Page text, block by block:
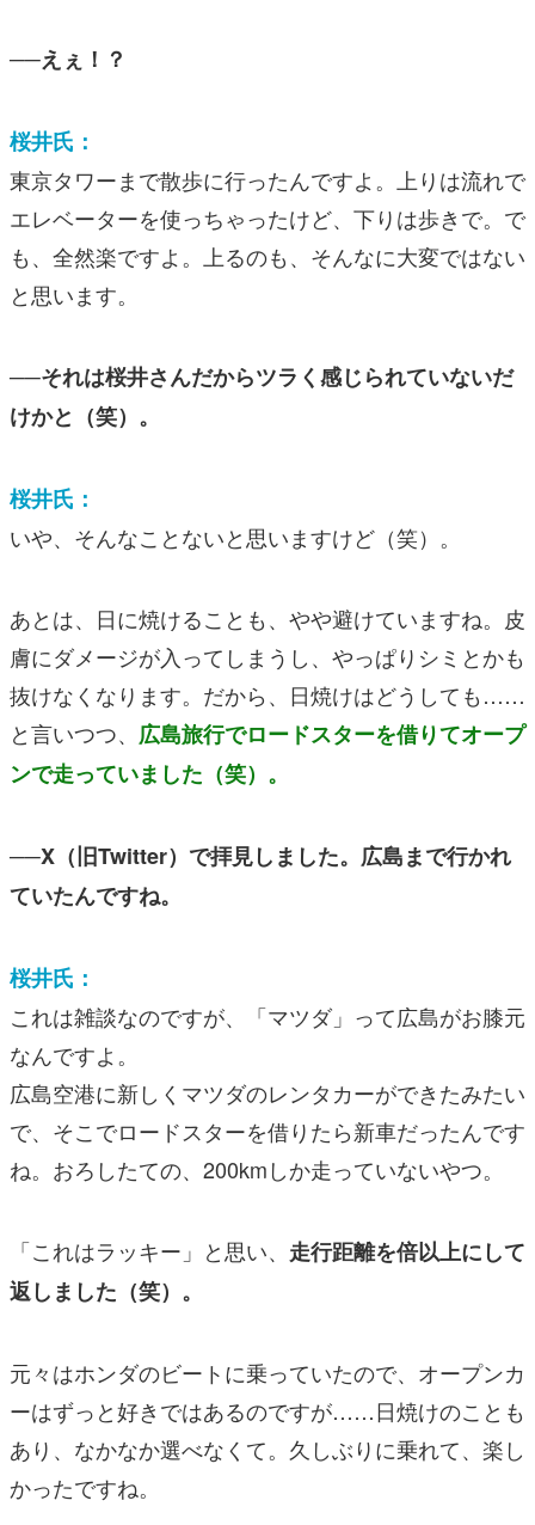
──えぇ！？
桜井氏：
東京タワーまで散歩に行ったんですよ。上りは流れで
エレベーターを使っちゃったけど、下りは歩きで。で
も、全然楽ですよ。上るのも、そんなに大変ではない
と思います。
──それは桜井さんだからツラく感じられていないだ
けかと（笑）。
桜井氏：
いや、そんなことないと思いますけど（笑）。
あとは、日に焼けることも、やや避けていますね。皮
膚にダメージが入ってしまうし、やっぱりシミとかも
抜けなくなります。だから、日焼けはどうしても……
と言いつつ、 広島旅行でロードスターを借りてオープ
ンで走っていました（笑）。
──X（旧Twitter）で拝見しました。広島まで行かれ
ていたんですね。
桜井氏：
これは雑談なのですが、「マツダ」って広島がお膝元
なんですよ。
広島空港に新しくマツダのレンタカーができたみたい
で、そこでロードスターを借りたら新車だったんです
ね。おろしたての、200kmしか走っていないやつ。
「これはラッキー」と思い、 走行距離を倍以上にして
返しました（笑）。
元々はホンダのビートに乗っていたので、オープンカ
ーはずっと好きではあるのですが……日焼けのことも
あり、なかなか選べなくて。久しぶりに乗れて、楽し
かったですね。